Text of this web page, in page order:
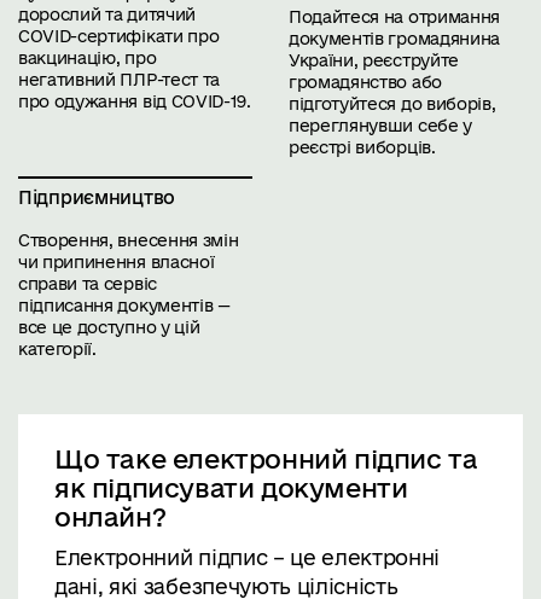
дорослий та дитячий
COVID-сертифікати про
вакцинацію, про
негативний ПЛР-тест та
про одужання від COVID-19.
Подайтеся на отримання
документів громадянина
України, реєструйте
громадянство або
підготуйтеся до виборів,
переглянувши себе у
реєстрі виборців.
Підприємництво
Створення, внесення змін
чи припинення власної
справи та сервіс
підписання документів —
все це доступно у цій
категорії.
Що таке електронний підпис та
як підписувати документи
онлайн?
Електронний підпис – це електронні
дані, які забезпечують цілісність